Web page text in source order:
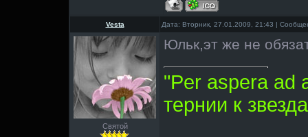
Vesta Дата: Вторник, 27.01.2009, 21:43 |
Святой
Юльк,эт же не
"Per aspera ad
тернии к